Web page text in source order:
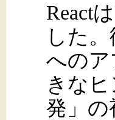
React
した
へのア
きな
発」の